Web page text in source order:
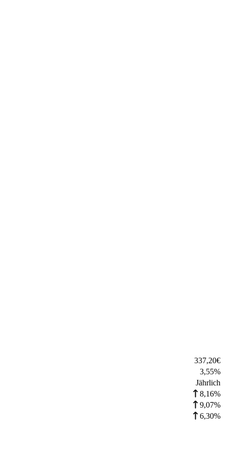
337,20€
3,55%
Jährlich
8,16%
9,07%
6,30%